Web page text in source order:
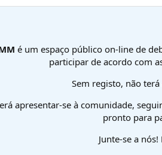
é um espaço público on-line de
participar de acordo com
Sem registo, não
apresentar-se à comunidade,
pronto para
Junte-se a